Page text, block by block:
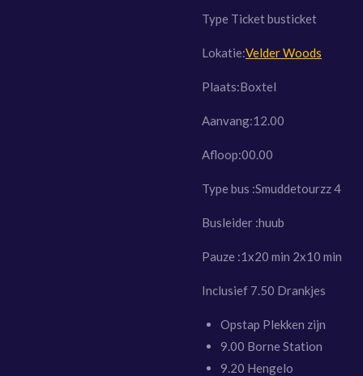
Type Ticket busticket
Lokatie:Velder Woods
Plaats:Boxtel
Aanvang:12.00
Afloop:00.00
Type bus :Smuddetourzz 4
Busleider :huub
Pauze :1x20 min 2x10 min
Inclusief 7.50 Drankjes
Opstap Plekken zijn
9.00 Borne Station
9.20 Hengelo